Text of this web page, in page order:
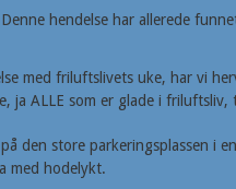
hendelse har allerede
med friluftslivets uke, har vi
ja ALLE som er glade i
den store parkeringsplassen i
med hodelykt.